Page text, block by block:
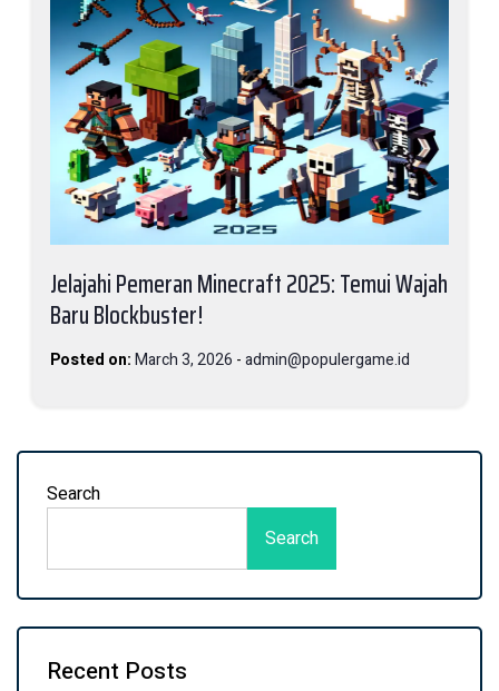
Jelajahi Pemeran Minecraft 2025: Temui Wajah
Baru Blockbuster!
Posted on:March 3, 2026 -admin@populergame.id
Search
Search
Recent Posts